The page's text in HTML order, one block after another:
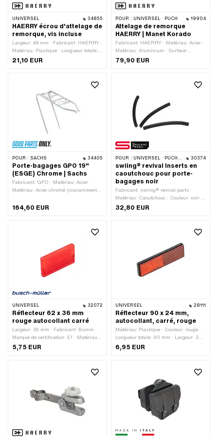
UNIVERSEL 34855
HAERRY écrou d'attelage de
remorque, vis incluse
Largeur: 48 mm · Fabricant: HAERRY ·
Matériau: Plastique · Longueur totale:
19 mm · Type de filetage: MF8x1
21,10 EUR
POUR : UNIVERSEL · PUCH 19904
Attelage de remorque
HAERRY | Manet Korado
Fabricant: HAERRY · Matériau: Acier ·
Matériau: Aluminium · Surface:
galvanisé bleu · Ø boule: 30 mm ·
79,90 EUR
POUR : SACHS 34405
Porte-bagages GPO 19"
(ESGE) Chrome | Sachs
Fabricant: GPO · Matériau: Acier ·
Matériau: Acier chromé (couramment
Couleur: Chrome · Taille des roues: 19
écrous · Hauteur: 335 mm · Ø trou de
fixation: 6.5 mm · Nombre de points de
164,60 EUR
POUR : UNIVERSEL · PUCH · SACHS 30374
swiing® revival Inserts en
caoutchouc pour porte-
bagages noir
Fabricant: swiing® revival parts ·
Matériau: Caoutchouc · Couleur: noir ·
Longueur totale: 500 mm · Type de
32,80 EUR
UNIVERSEL 32072
Réflecteur 62 x 36 mm
rouge autocollant carré
Largeur: 36 mm · Fabricant: Bumm ·
Marque de certification: E1 · Matériau:
Plastique · Couleur: rouge · Longueur
5,75 EUR
UNIVERSEL 28111
Réflecteur 90 x 24 mm,
autocollant, carré, rouge
Matériau: Plastique · Couleur: rouge ·
Longueur totale: 90 mm · Largeur: 24
mm · Type de fixation: coller · Nombre
6,95 EUR